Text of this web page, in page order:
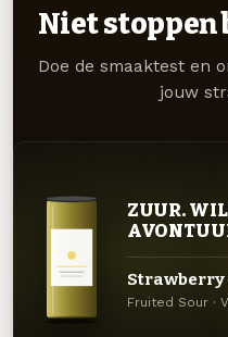
Niet stoppen
Doe de smaaktest en
jouw
ZUUR.
Strawberry
Fruited Sour ·